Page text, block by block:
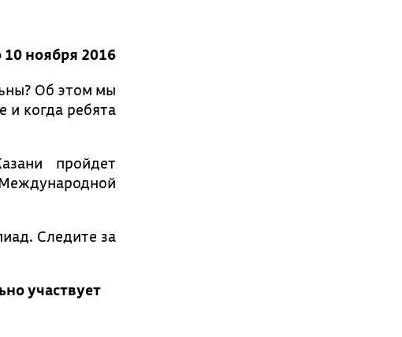
ноября 2016
Об этом мы
и когда ребята
пройдет
Следите за
участвует